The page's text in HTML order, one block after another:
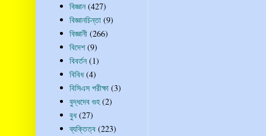
বিজ্ঞান (427)
বিজ্ঞানচিন্তা (9)
বিজ্ঞানী (266)
বিদেশ (9)
বিবর্তন (1)
বিবিধ (4)
বিসিএস পরীক্ষা (3)
বুদ্ধদেব গুহ (2)
বুধ (27)
ব্যক্তিত্ব (223)